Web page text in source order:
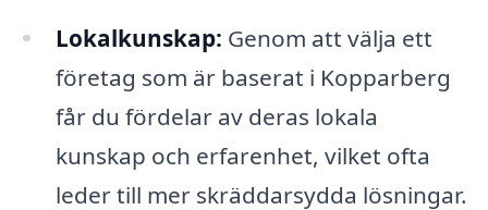
Lokalkunskap: Genom att välja ett
företag som är baserat i Kopparberg
får du fördelar av deras lokala
kunskap och erfarenhet, vilket ofta
leder till mer skräddarsydda lösningar.